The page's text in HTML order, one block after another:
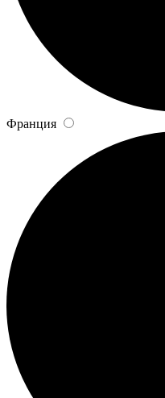
Франция